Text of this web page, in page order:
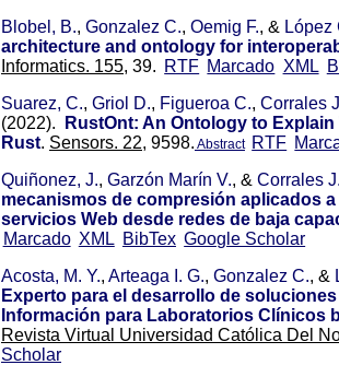
Blobel, B., Gonzalez C., Oemig F., & López
architecture and ontology for
Informatics. 155, 39. RTF Marcado XML
Suarez, C., Griol D., Figueroa C., Corrales
(2022).
RustOnt: An Ontology to
Rust. Sensors. 22, 9598. Abstract RTF
Quiñonez, J., Garzón Marín V., & Corrales
mecanismos de compresión aplicados
servicios Web desde redes de baja
Marcado XML BibTex Google Scholar
Acosta, M. Y., Arteaga I. G., Gonzalez C., &
Experto para el desarrollo de
Información para Laboratorios Clínicos
Revista Virtual Universidad Católica Del
Scholar